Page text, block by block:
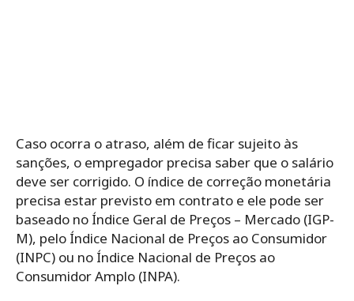
Caso ocorra o atraso, além de ficar sujeito às
sanções, o empregador precisa saber que o salário
deve ser corrigido. O índice de correção monetária
precisa estar previsto em contrato e ele pode ser
baseado no Índice Geral de Preços – Mercado (IGP-
M), pelo Índice Nacional de Preços ao Consumidor
(INPC) ou no Índice Nacional de Preços ao
Consumidor Amplo (INPA).